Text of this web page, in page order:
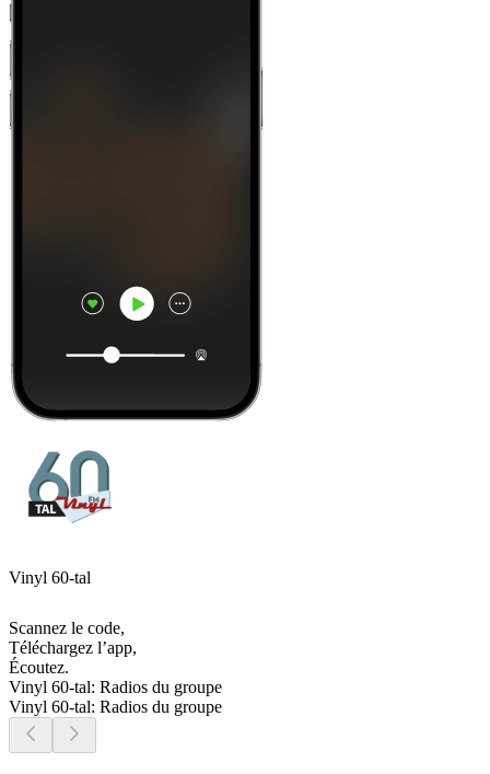
Vinyl 60-tal
Scannez le code,
Téléchargez l’app,
Écoutez.
Vinyl 60-tal: Radios du groupe
Vinyl 60-tal: Radios du groupe